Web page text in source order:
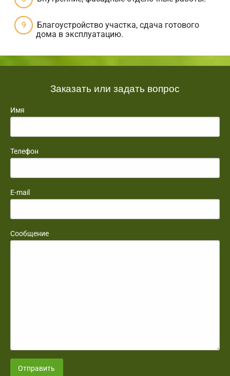
Благоустройство участка, сдача готового
дома в эксплуатацию.
Заказать или задать вопрос
Имя
Телефон
E-mail
Сообщение
Отправить